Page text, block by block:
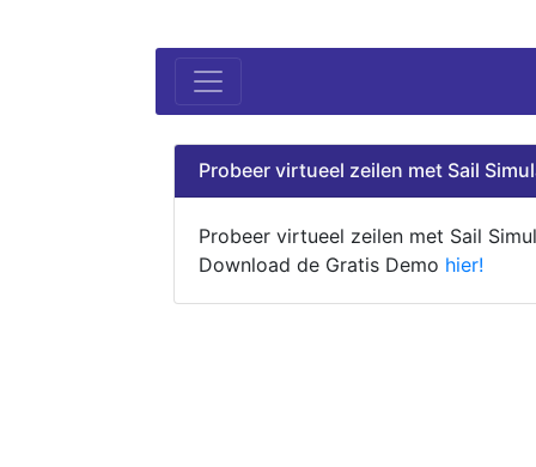
Probeer virtueel zeilen met Sail
Probeer virtueel zeilen met Sail
Download de Gratis Demo hier!